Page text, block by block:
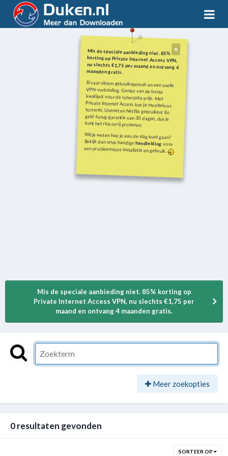
Mis de speciale aanbieding niet. 85%
korting op Private Internet Access VPN,
nu slechts €1,75 per maand en ontvang 4
maanden gratis.
Ervaar ultiem gebruiksgemak en een snelle
VPN-verbinding. Geniet van de beste
kwaliteit voor de scherpste prijs. Met
Private Internet Access kun je moeiteloos
torrents, Usenet en Netflix gebruiken! En
geld-terug-garantie van 30 dagen, dus je
kunt het risicovrij proberen.
Wil je weten hoe je aan de slag kunt gaan?
Bekijk dan onze handigehandleiding voor
een probleemloze installatie en gebruik.
Mis de speciale aanbieding niet. 85% korting op
Private Internet Access VPN, nu slechts €1,75 per
maand en ontvang 4 maanden gratis.
Meer zoekopties
0 resultaten gevonden
SORTEER OP